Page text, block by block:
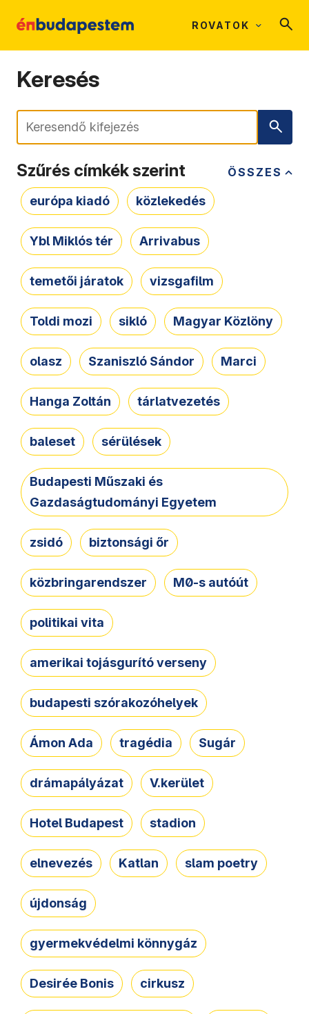
ROVATOK
Keresés
Keresés
ÖSSZES
Szűrés címkék szerint
európa kiadó közlekedés
Ybl Miklós tér Arrivabus
temetői járatok vizsgafilm
Toldi mozi sikló Magyar Közlöny
olasz Szaniszló Sándor Marci
Hanga Zoltán tárlatvezetés
baleset sérülések
Budapesti Műszaki és
Gazdaságtudományi Egyetem
zsidó biztonsági őr
közbringarendszer M0-s autóút
politikai vita
amerikai tojásgurító verseny
budapesti szórakozóhelyek
Ámon Ada tragédia Sugár
drámapályázat V.kerület
Hotel Budapest stadion
elnevezés Katlan slam poetry
újdonság
gyermekvédelmi könnygáz
Desirée Bonis cirkusz